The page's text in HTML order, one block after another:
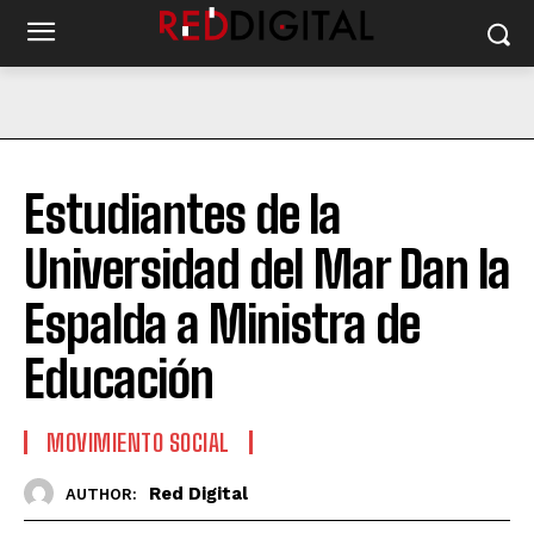
Estudiantes de la
Universidad del Mar Dan la
Espalda a Ministra de
Educación
MOVIMIENTO SOCIAL
AUTHOR: Red Digital